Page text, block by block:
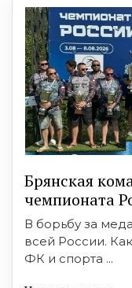
Брянская
чемпионата
В борьбу за
всей России.
ФК и спорта ...